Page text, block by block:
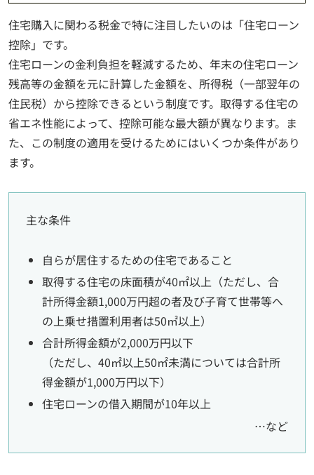
住宅購入に関わる税金で特に注目したいのは「住宅ローン
控除」です。
住宅ローンの金利負担を軽減するため、年末の住宅ローン
残高等の金額を元に計算した金額を、所得税（一部翌年の
住民税）から控除できるという制度です。取得する住宅の
省エネ性能によって、控除可能な最大額が異なります。ま
た、この制度の適用を受けるためにはいくつか条件があり
ます。
主な条件
自らが居住するための住宅であること
取得する住宅の床面積が40㎡以上（ただし、合
計所得金額1,000万円超の者及び子育て世帯等へ
の上乗せ措置利用者は50㎡以上）
合計所得金額が2,000万円以下
（ただし、40㎡以上50㎡未満については合計所
得金額が1,000万円以下）
住宅ローンの借入期間が10年以上
…など